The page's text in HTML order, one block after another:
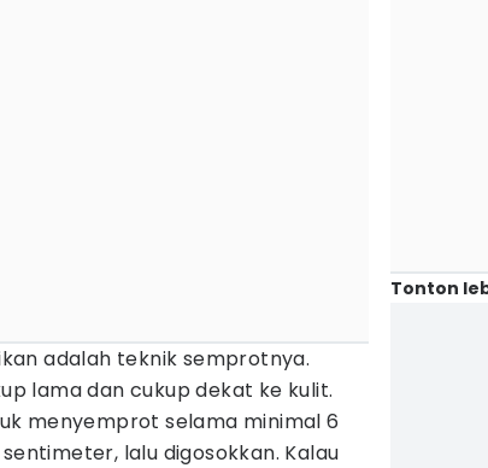
adalah teknik semprotnya.
lama dan cukup dekat ke kulit.
menyemprot selama minimal 6
lalu digosokkan. Kalau
Tonton